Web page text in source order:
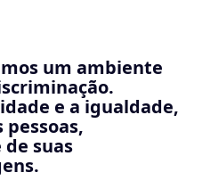
um ambiente
e a igualdade,
suas